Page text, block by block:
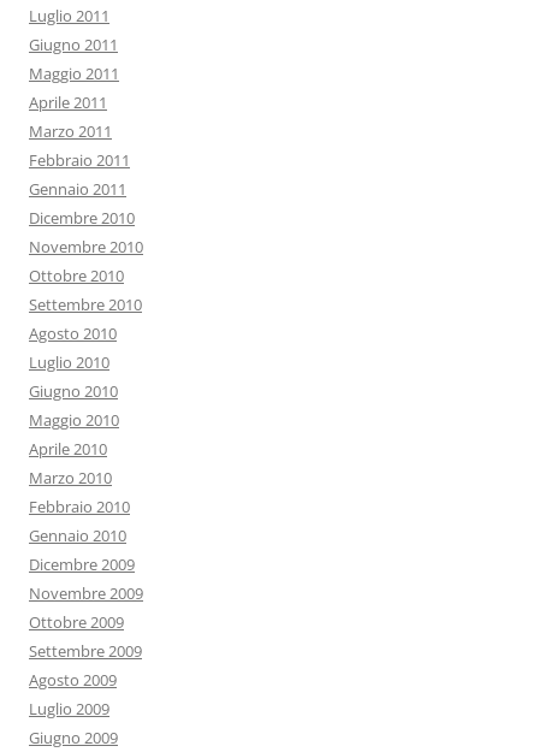
Luglio 2011
Giugno 2011
Maggio 2011
Aprile 2011
Marzo 2011
Febbraio 2011
Gennaio 2011
Dicembre 2010
Novembre 2010
Ottobre 2010
Settembre 2010
Agosto 2010
Luglio 2010
Giugno 2010
Maggio 2010
Aprile 2010
Marzo 2010
Febbraio 2010
Gennaio 2010
Dicembre 2009
Novembre 2009
Ottobre 2009
Settembre 2009
Agosto 2009
Luglio 2009
Giugno 2009